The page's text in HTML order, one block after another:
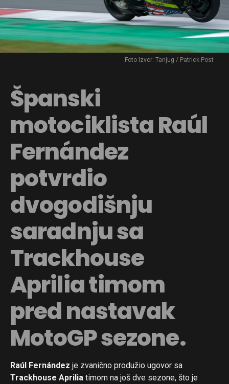
Foto Izvor: Tanjug / Patrick Post
Španski
motociklista Raúl
Fernández
potvrdio
dvogodišnju
saradnju sa
Trackhouse
Aprilia timom
pred nastavak
MotoGP sezone.
Raúl Fernández je zvanično produžio ugovor sa
Trackhouse Aprilia timom na još dve sezone, što je